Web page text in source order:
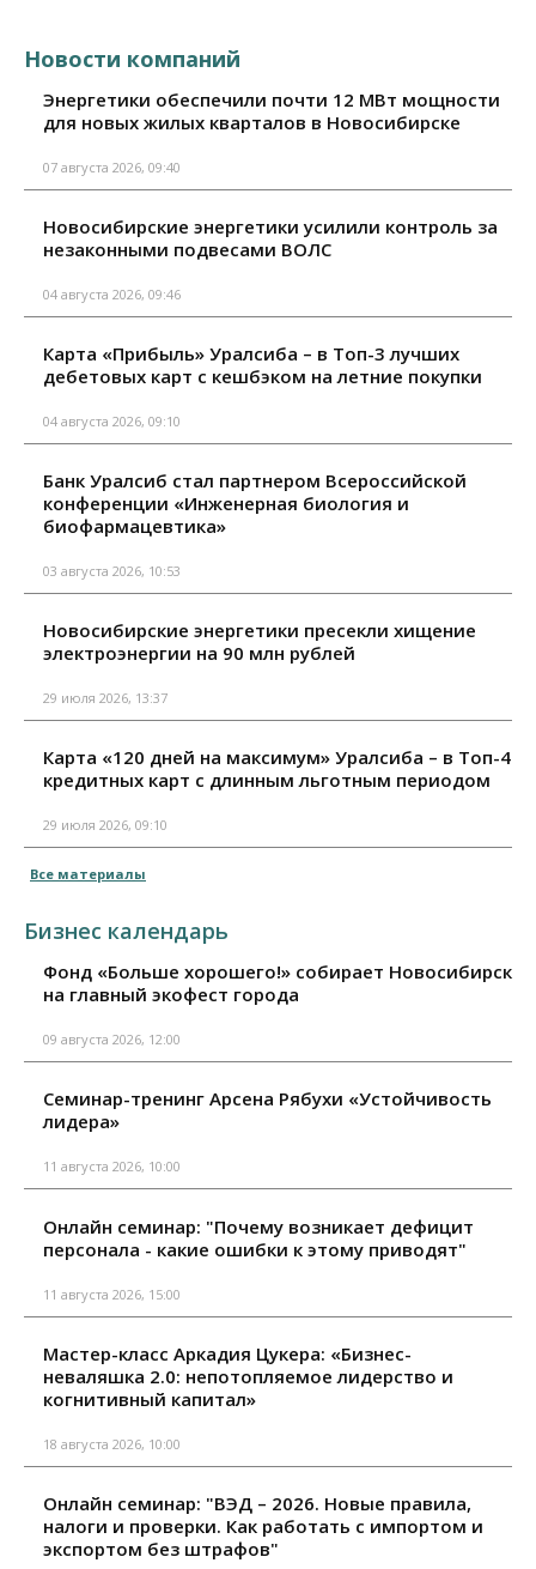
Новости компаний
Энергетики обеспечили почти 12 МВт мощности
для новых жилых кварталов в Новосибирске
07 августа 2026, 09:40
Новосибирские энергетики усилили контроль за
незаконными подвесами ВОЛС
04 августа 2026, 09:46
Карта «Прибыль» Уралсиба – в Топ-3 лучших
дебетовых карт с кешбэком на летние покупки
04 августа 2026, 09:10
Банк Уралсиб стал партнером Всероссийской
конференции «Инженерная биология и
биофармацевтика»
03 августа 2026, 10:53
Новосибирские энергетики пресекли хищение
электроэнергии на 90 млн рублей
29 июля 2026, 13:37
Карта «120 дней на максимум» Уралсиба – в Топ-4
кредитных карт с длинным льготным периодом
29 июля 2026, 09:10
Все материалы
Бизнес календарь
Фонд «Больше хорошего!» собирает Новосибирск
на главный экофест города
09 августа 2026, 12:00
Семинар-тренинг Арсена Рябухи «Устойчивость
лидера»
11 августа 2026, 10:00
Онлайн семинар: "Почему возникает дефицит
персонала - какие ошибки к этому приводят"
11 августа 2026, 15:00
Мастер-класс Аркадия Цукера: «Бизнес-
неваляшка 2.0: непотопляемое лидерство и
когнитивный капитал»
18 августа 2026, 10:00
Онлайн семинар: "ВЭД – 2026. Новые правила,
налоги и проверки. Как работать с импортом и
экспортом без штрафов"